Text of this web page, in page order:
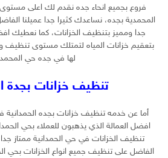
فروع بجميع انحاء جده نقدم لك اعلى
المحمدية بجده، نساعدك كثيرا جدا عميلنا
جدا ومميز بتنظيف الخزانات، كما نعطيك
بتعقيم خزانات المياه لتمتلك مستوى تنظيف
لها في جده حي
تنظيف خزانات بجدة
أما عن خدمه تنظيف خزانات بجده
افضل العمالة الذي يذهبون للعملاء بحي
تنظيف الخزانات في حي الحمدانية ممتاز
الفاضل على تنظيف جميع انواع الخزانات بحي